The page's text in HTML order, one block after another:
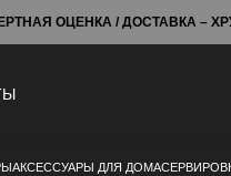
ОЦЕНКА / ДОСТАВКА –
АКСЕССУАРЫ ДЛЯ ДОМА